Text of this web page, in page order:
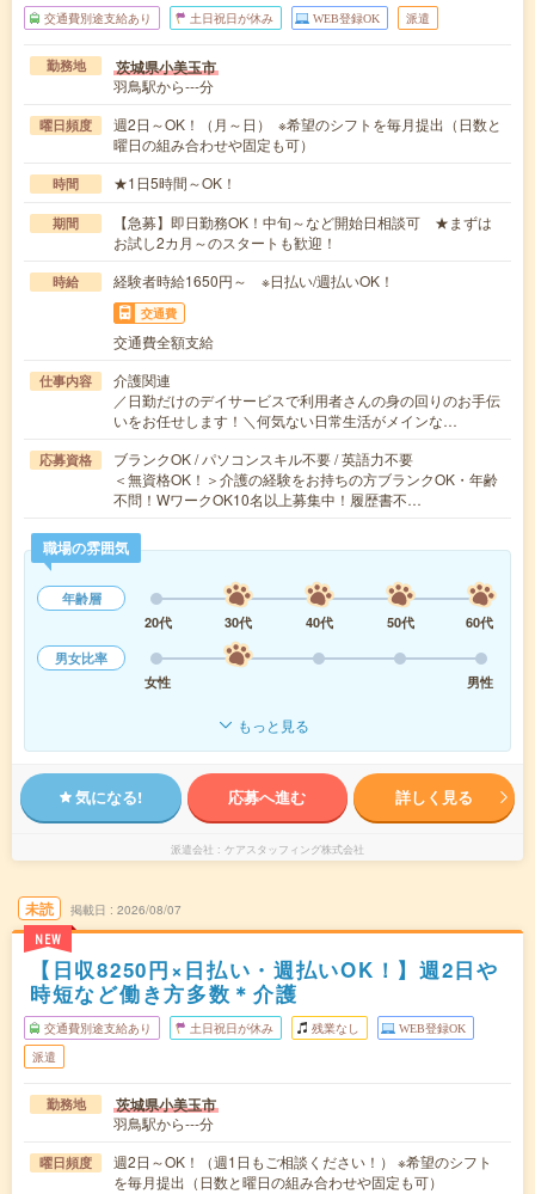
交通費別途支給あり 土日祝日が休み WEB登録OK 派遣
勤務地 茨城県小美玉市
羽鳥駅から---分
曜日頻度
週2日～OK！（月～日） ※希望のシフトを毎月提出（日数と
曜日の組み合わせや固定も可）
時間 ★1日5時間～OK！
期間
【急募】即日勤務OK！中旬～など開始日相談可 ★まずは
お試し2カ月～のスタートも歓迎！
時給 経験者時給1650円～ ※日払い/週払いOK！
交通費
交通費全額支給
仕事内容
介護関連
／日勤だけのデイサービスで利用者さんの身の回りのお手伝
いをお任せします！＼何気ない日常生活がメインな…
応募資格
ブランクOK / パソコンスキル不要 / 英語力不要
＜無資格OK！＞介護の経験をお持ちの方ブランクOK・年齢
不問！WワークOK10名以上募集中！履歴書不…
職場の雰囲気
年齢層
20代
30代 40代 50代
60代
男女比率
女性
男性
もっと見る
気になる! 応募へ進む 詳しく見る
派遣会社 ケアスタッフィング株式会社
未読
NEW
掲載日 2026/08/07
【日収8250円×日払い・週払いOK！】週2日や
時短など働き方多数＊介護
交通費別途支給あり 土日祝日が休み 残業なし WEB登録OK
派遣
勤務地 茨城県小美玉市
羽鳥駅から---分
曜日頻度
週2日～OK！（週1日もご相談ください！） ※希望のシフト
を毎月提出（日数と曜日の組み合わせや固定も可）